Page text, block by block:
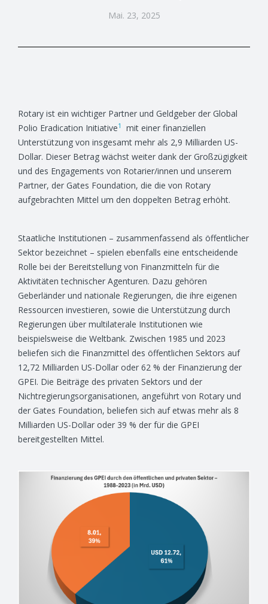
Mai. 23, 2025
Rotary ist ein wichtiger Partner und Geldgeber der Global
Polio Eradication Initiative1
mit einer finanziellen
Unterstützung von insgesamt mehr als 2,9 Milliarden US-
Dollar. Dieser Betrag wächst weiter dank der Großzügigkeit
und des Engagements von Rotarier/innen und unserem
Partner, der Gates Foundation, die die von Rotary
aufgebrachten Mittel um den doppelten Betrag erhöht.
Staatliche Institutionen – zusammenfassend als öffentlicher
Sektor bezeichnet – spielen ebenfalls eine entscheidende
Rolle bei der Bereitstellung von Finanzmitteln für die
Aktivitäten technischer Agenturen. Dazu gehören
Geberländer und nationale Regierungen, die ihre eigenen
Ressourcen investieren, sowie die Unterstützung durch
Regierungen über multilaterale Institutionen wie
beispielsweise die Weltbank. Zwischen 1985 und 2023
beliefen sich die Finanzmittel des öffentlichen Sektors auf
12,72 Milliarden US-Dollar oder 62 % der Finanzierung der
GPEI. Die Beiträge des privaten Sektors und der
Nichtregierungsorganisationen, angeführt von Rotary und
der Gates Foundation, beliefen sich auf etwas mehr als 8
Milliarden US-Dollar oder 39 % der für die GPEI
bereitgestellten Mittel.